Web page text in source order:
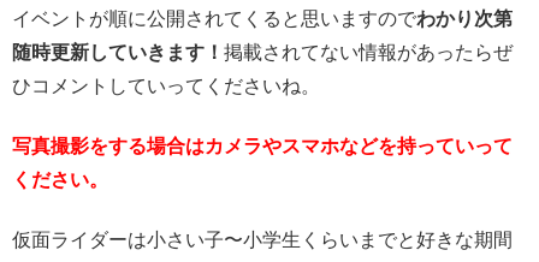
イベントが順に公開されてくると思いますのでわかり次第
随時更新していきます！ 掲載されてない情報があったらぜ
ひコメントしていってくださいね。
写真撮影をする場合はカメラやスマホなどを持っていって
ください。
仮面ライダーは小さい子〜小学生くらいまでと好きな期間